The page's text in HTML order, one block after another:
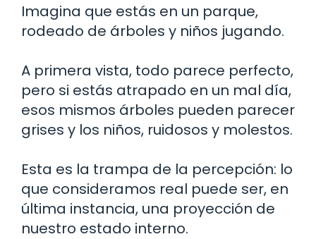
Imagina que estás en un parque,
rodeado de árboles y niños jugando.
A primera vista, todo parece perfecto,
pero si estás atrapado en un mal día,
esos mismos árboles pueden parecer
grises y los niños, ruidosos y molestos.
Esta es la trampa de la percepción: lo
que consideramos real puede ser, en
última instancia, una proyección de
nuestro estado interno.